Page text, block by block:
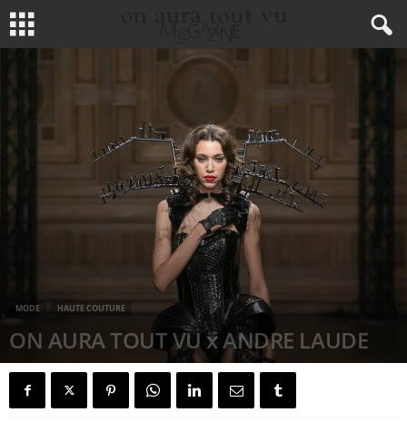
MODE HAUTE COUTURE
ON AURA TOUT VU x ANDRE LAUDE